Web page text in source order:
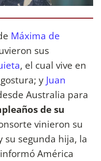
Máxima de
sus
, el cual vive en
y Juan
Australia para
de su
vinieron su
su segunda hija, la
América